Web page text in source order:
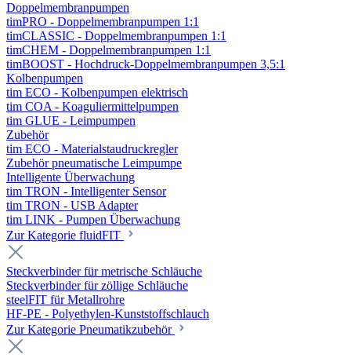
Doppelmembranpumpen
timPRO - Doppelmembranpumpen 1:1
timCLASSIC - Doppelmembranpumpen 1:1
timCHEM - Doppelmembranpumpen 1:1
timBOOST - Hochdruck-Doppelmembranpumpen 3,5:1
Kolbenpumpen
tim ECO - Kolbenpumpen elektrisch
tim COA - Koaguliermittelpumpen
tim GLUE - Leimpumpen
Zubehör
tim ECO - Materialstaudruckregler
Zubehör pneumatische Leimpumpe
Intelligente Überwachung
tim TRON - Intelligenter Sensor
tim TRON - USB Adapter
tim LINK - Pumpen Überwachung
Zur Kategorie fluidFIT
Steckverbinder für metrische Schläuche
Steckverbinder für zöllige Schläuche
steelFIT für Metallrohre
HF-PE - Polyethylen-Kunststoffschlauch
Zur Kategorie Pneumatikzubehör